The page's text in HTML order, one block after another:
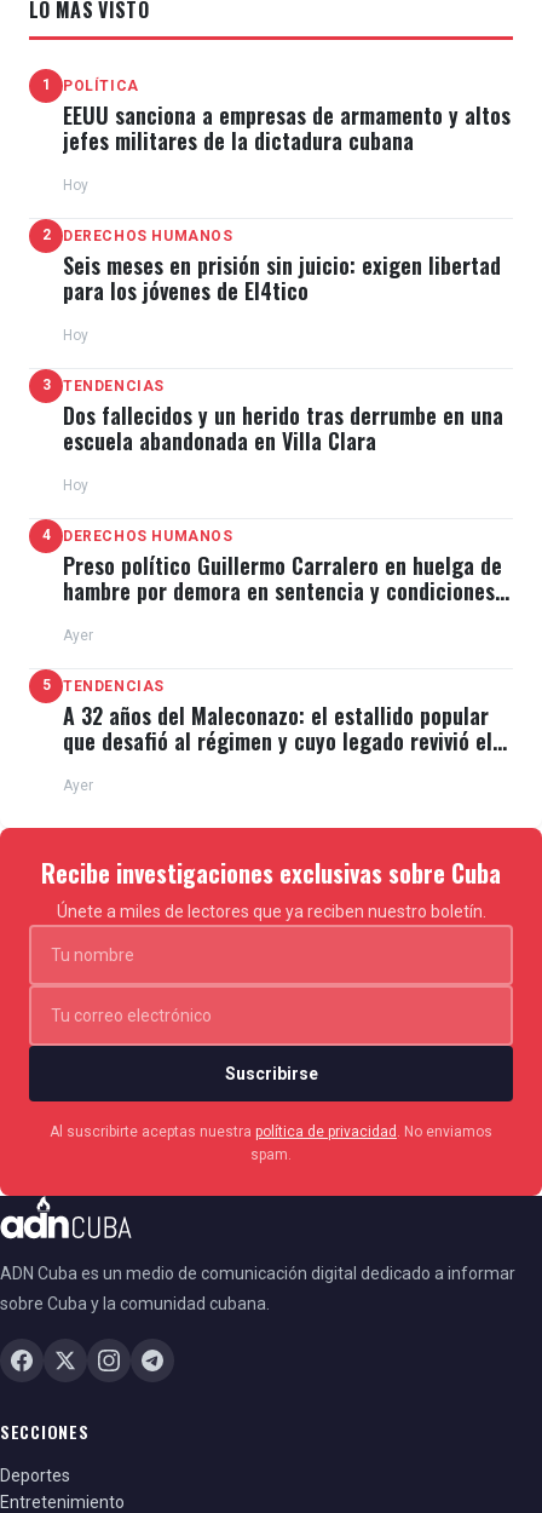
LO MÁS VISTO
1 POLÍTICA
EEUU sanciona a empresas de armamento y altos
jefes militares de la dictadura cubana
Hoy
2 DERECHOS HUMANOS
Seis meses en prisión sin juicio: exigen libertad
para los jóvenes de El4tico
Hoy
3 TENDENCIAS
Dos fallecidos y un herido tras derrumbe en una
escuela abandonada en Villa Clara
Hoy
4 DERECHOS HUMANOS
Preso político Guillermo Carralero en huelga de
hambre por demora en sentencia y condiciones
Ayer
5 TENDENCIAS
A 32 años del Maleconazo: el estallido popular
que desafió al régimen y cuyo legado revivió el
Ayer
Recibe investigaciones exclusivas sobre Cuba
Únete a miles de lectores que ya reciben nuestro boletín.
Suscribirse
Al suscribirte aceptas nuestra política de privacidad
. No enviamos
spam.
ADN Cuba es un medio de comunicación digital dedicado a informar
sobre Cuba y la comunidad cubana.
SECCIONES
Deportes
Entretenimiento